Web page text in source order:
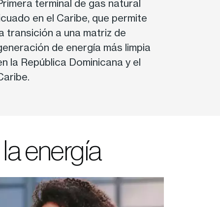
terminal de gas natural
en el Caribe, que permite
transición a una matriz de
de energía más limpia
la República Dominicana y el
energía